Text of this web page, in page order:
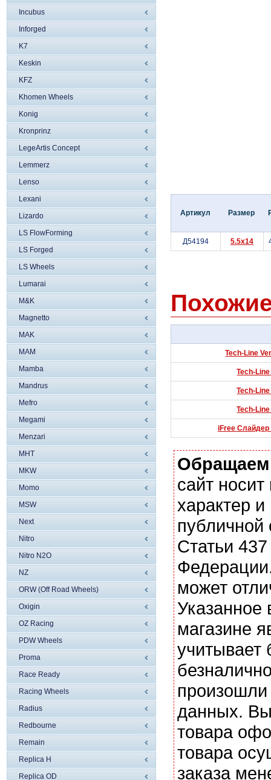
Incubus
Inforged
K7
Keskin
KFZ
Khomen Wheels
Konig
Kronprinz
LegeArtis Concept
Lemmerz
Lenso
Lexani
Lizardo
LS FlowForming
LS Forged
LS Wheels
Lumarai
M&K
Magnetto
MAK
MAM
Mamba
Mandrus
Mefro
Megami
Menzari
MHT
MKW
Momo
MSW
Next
Nitro
Nitro N2O
NZ
ORW (Off Road Wheels)
Oxigin
OZ Racing
PDW Wheels
Proma
Race Ready
Racing Wheels
Radius
Redbourne
Remain
Replica H
Replica OD
Артикул Размер
Д54194 5.5x14
Tech-Line
Tech-
Tech-
Tech-
iFree Слайдер
сайт
характер
Статьи
может
магазине
учитывает
данных. Вы
товара
товара
заказа